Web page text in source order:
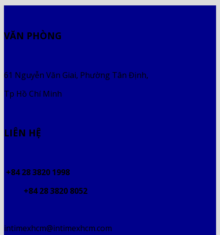
VĂN PHÒNG
61 Nguyễn Văn Giai, Phường Tân Định,
Tp Hồ Chí Minh
LIÊN HỆ
+84 28 3820 1998
+84 28 3820 8052
intimexhcm@intimexhcm.com